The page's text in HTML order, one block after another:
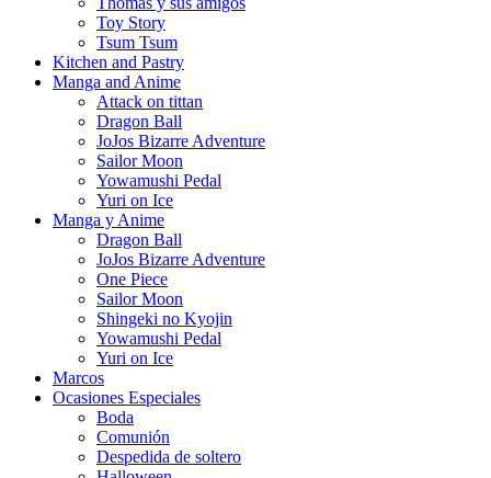
Toy Story
Tsum Tsum
Kitchen and Pastry
Manga and Anime
Attack on tittan
Dragon Ball
JoJos Bizarre Adventure
Sailor Moon
Yowamushi Pedal
Yuri on Ice
Manga y Anime
Dragon Ball
JoJos Bizarre Adventure
One Piece
Sailor Moon
Shingeki no Kyojin
Yowamushi Pedal
Yuri on Ice
Marcos
Ocasiones Especiales
Boda
Comunión
Despedida de soltero